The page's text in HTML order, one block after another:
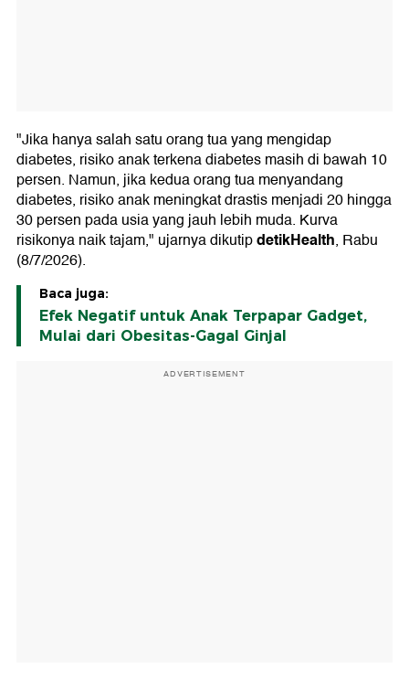
"Jika hanya salah satu orang tua yang mengidap
diabetes, risiko anak terkena diabetes masih di bawah 10
persen. Namun, jika kedua orang tua menyandang
diabetes, risiko anak meningkat drastis menjadi 20 hingga
30 persen pada usia yang jauh lebih muda. Kurva
risikonya naik tajam," ujarnya dikutipdetikHealth, Rabu
(8/7/2026).
Baca juga:
Efek Negatif untuk Anak Terpapar Gadget,
Mulai dari Obesitas-Gagal Ginjal
ADVERTISEMENT